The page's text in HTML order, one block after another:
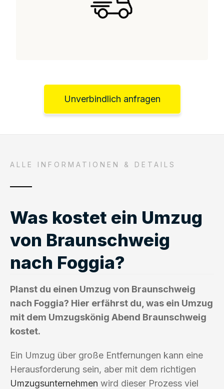
Unverbindlich anfragen
ALLE INFORMATIONEN & DETAILS
Was kostet ein Umzug
von Braunschweig
nach Foggia?
Planst du einen Umzug von Braunschweig
nach Foggia? Hier erfährst du, was ein Umzug
mit dem Umzugskönig Abend Braunschweig
kostet.
Ein Umzug über große Entfernungen kann eine
Herausforderung sein, aber mit dem richtigen
Umzugsunternehmen wird dieser Prozess viel